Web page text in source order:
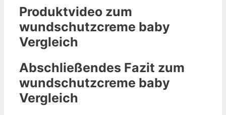
Produktvideo zum
wundschutzcreme baby
Vergleich
Abschließendes Fazit zum
wundschutzcreme baby
Vergleich